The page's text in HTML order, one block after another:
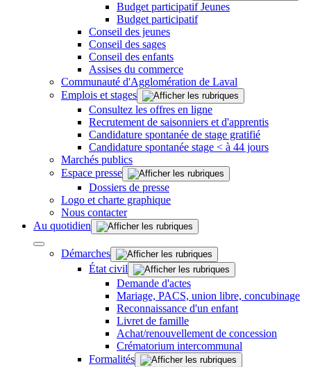
Budget participatif Jeunes
Budget participatif
Conseil des jeunes
Conseil des sages
Conseil des enfants
Assises du commerce
Communauté d'Agglomération de Laval
Emplois et stages
Consultez les offres en ligne
Recrutement de saisonniers et d'apprentis
Candidature spontanée de stage gratifié
Candidature spontanée stage < à 44 jours
Marchés publics
Espace presse
Dossiers de presse
Logo et charte graphique
Nous contacter
Au quotidien
Démarches
État civil
Demande d'actes
Mariage, PACS, union libre, concubinage
Reconnaissance d'un enfant
Livret de famille
Achat/renouvellement de concession
Crématorium intercommunal
Formalités